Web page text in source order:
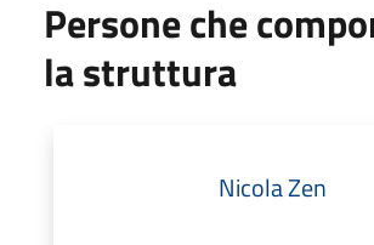
Persone che
la struttura
Nicola Zen